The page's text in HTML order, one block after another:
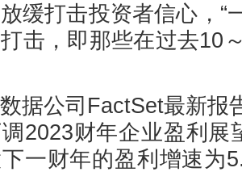
缓打击投资者信心，“
击，即那些在过去10
公司FactSet最新报
2023财年企业盈利
一财年的盈利增速为